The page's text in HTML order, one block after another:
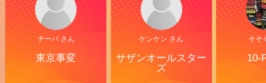
チーバ さん
東京事変
ケンケン さん
サザンオールスター
ズ
そそ
10-